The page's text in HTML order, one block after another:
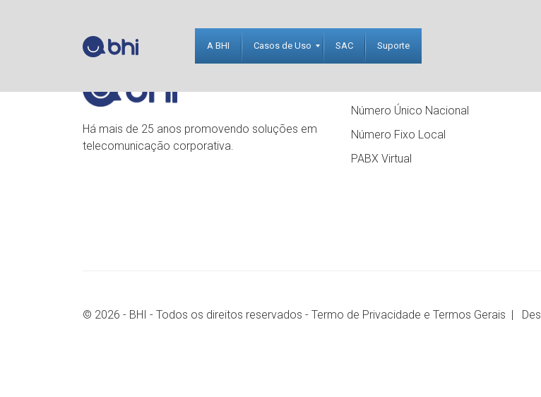
A BHI Casos de Uso SAC Suporte
Há mais de 25 anos promovendo soluções em
telecomunicação corporativa.
Número Único Nacional
Número Fixo Local
PABX Virtual
© 2026 - BHI - Todos os direitos reservados - Termo de Privacidade e Termos Gerais |